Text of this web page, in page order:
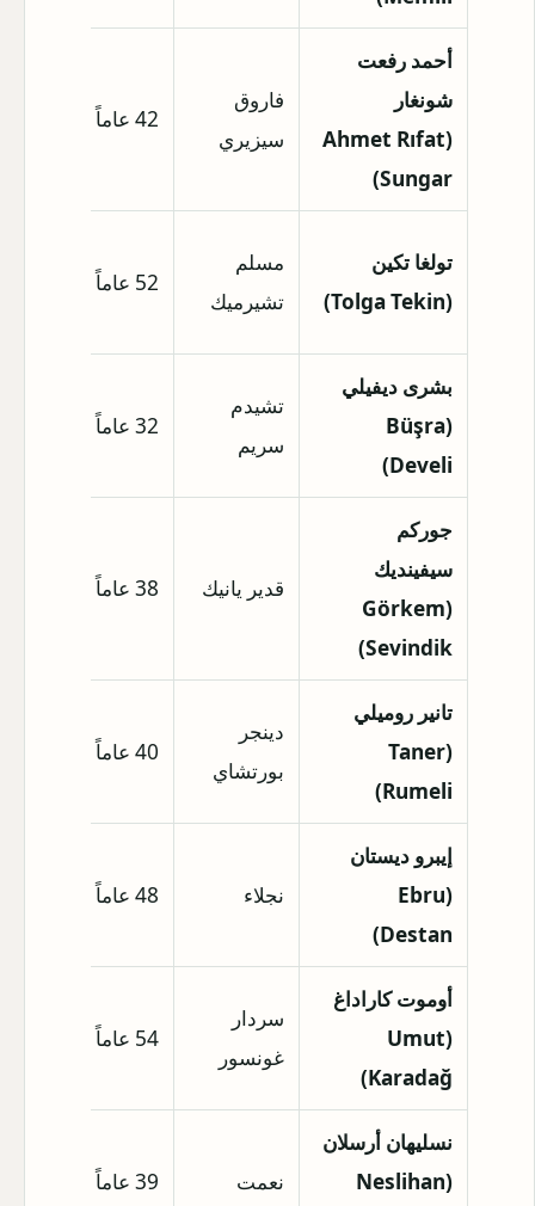
أحمد رفعت
شونغار
(Ahmet Rıfat
Sungar)
فاروق
سيزيري
42 عاماً
تولغا تكين
(Tolga Tekin)
مسلم
تشيرميك
52 عاماً
بشرى ديفيلي
(Büşra
Develi)
تشيدم
سريم
32 عاماً
جوركم
سيفينديك
(Görkem
Sevindik)
قدير يانيك 38 عاماً
تانير روميلي
(Taner
Rumeli)
دينجر
بورتشاي
40 عاماً
إيبرو ديستان
(Ebru
Destan)
نجلاء 48 عاماً
أوموت كاراداغ
(Umut
Karadağ)
سردار
غونسور
54 عاماً
نسليهان أرسلان
(Neslihan
نعمت 39 عاماً